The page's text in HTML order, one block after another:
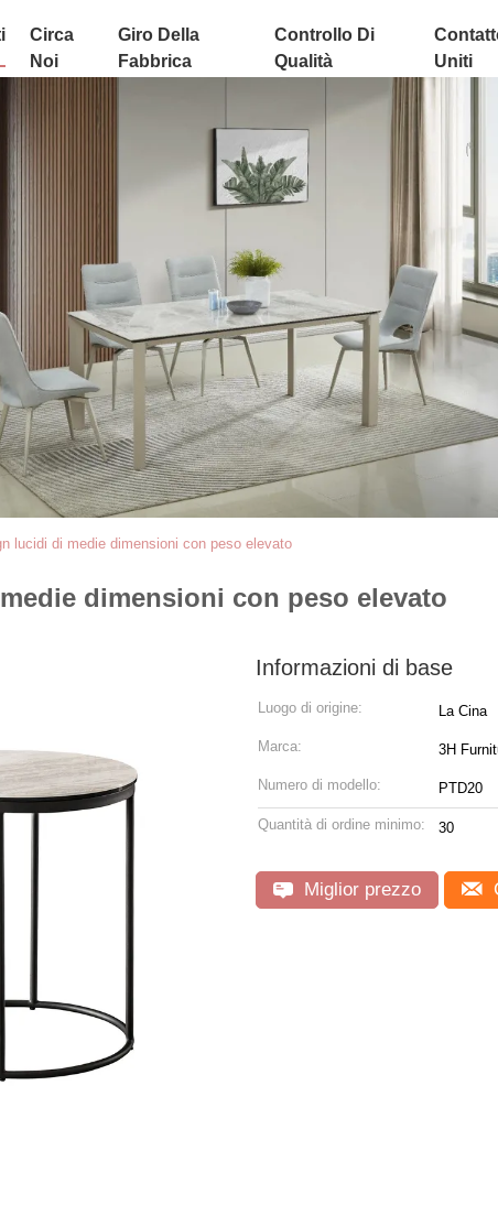
Circa
Noi
Giro Della
Fabbrica
Controllo Di
Qualità
Uniti
lucidi di medie dimensioni con peso elevato
dimensioni con peso elevato
Informazioni di base
Luogo di origine: La Cina
Marca: 3H
Numero di modello: PTD20
Quantità di ordine minimo: 30
Miglior prezzo